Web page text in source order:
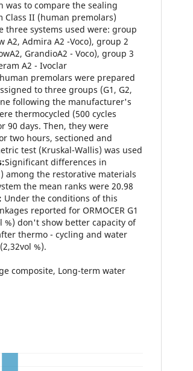
was to compare the sealing
Class II (human premolars)
systems used were: group
A2, Admira A2 -Voco), group 2
GrandioA2 - Voco), group 3
A2 - Ivoclar
premolars were prepared
to three groups (G1, G2,
following the manufacturer's
thermocycled (500 cycles
90 days. Then, they were
two hours, sectioned and
test (Kruskal-Wallis) was used
Significant differences in
among the restorative materials
the mean ranks were 20.98
Under the conditions of this
reported for ORMOCER G1
%) don't show better capacity of
thermo - cycling and water
%).
composite, Long-term water